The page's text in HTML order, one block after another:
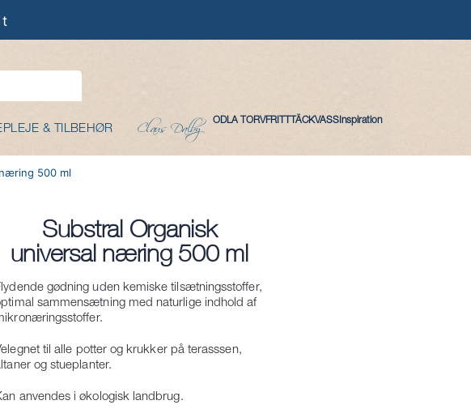
& TILBEHØR Claus Dalby ODLA TORVFRITT TÄCKVASSInspiration
500 ml
Substral Organisk
universal næring 500 ml
gødning uden kemiske tilsætningsstoffer,
sammensætning med naturlige indhold af
til alle potter og krukker på terasssen,
og stueplanter.
anvendes i økologisk landbrug.